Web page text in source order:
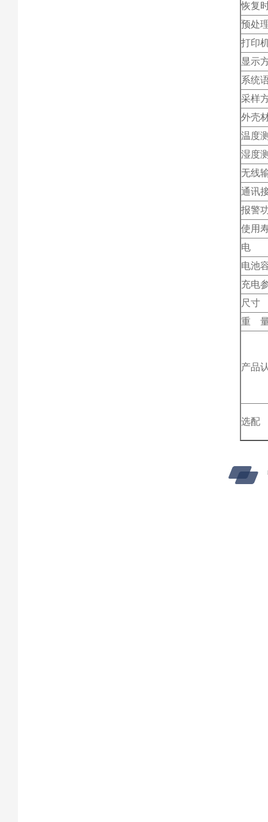
恢复
预处
打印
显示
系统
采样
外壳
温度
湿度
无线
通讯
报警
使用
电
电池
充电
尺寸
重
产品
选配